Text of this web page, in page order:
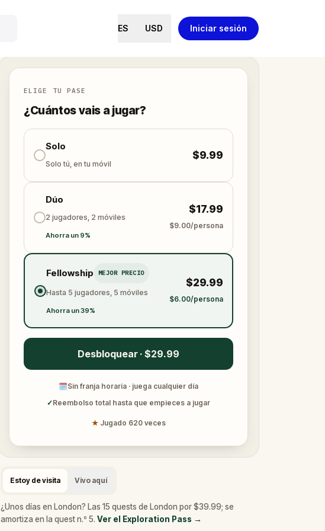
ES USD Iniciar sesión
ELIGE TU PASE
¿Cuántos vais a jugar?
Solo
Solo tú, en tu móvil
$9.99
Dúo
2 jugadores, 2 móviles
Ahorra un 9%
$17.99
$9.00/persona
Fellowship MEJOR PRECIO
Hasta 5 jugadores, 5 móviles
Ahorra un 39%
$29.99
$6.00/persona
Desbloquear · $29.99
🗓Sin franja horaria · juega cualquier día
✓Reembolso total hasta que empieces a jugar
★ Jugado 620 veces
Estoy de visita Vivo aquí
¿Unos días en London? Las 15 quests de London por $39.99; se
amortiza en la quest n.º 5. Ver el Exploration Pass →